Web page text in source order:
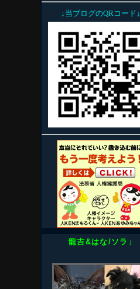
↓当ブログのQRコード↓
龍吉&はな/ソラ↓